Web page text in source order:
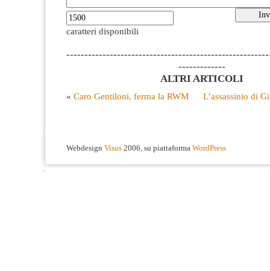
caratteri disponibili
-------------
ALTRI ARTICOLI
« Caro Gentiloni, ferma la RWM L’assassinio di
Webdesign Visus 2006, su piattaforma WordPress